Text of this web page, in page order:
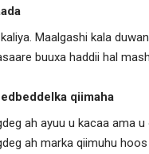
Maalgashi kala
buuxa haddii hal
qiimaha
ah ayuu u kacaa ama u
ah marka qiimuhu hoos